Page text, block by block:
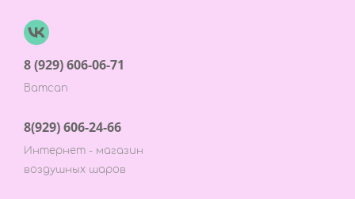
8 (929) 606-06-71
Ватсап
8(929) 606-24-66
Интернет - магазин
воздушных шаров